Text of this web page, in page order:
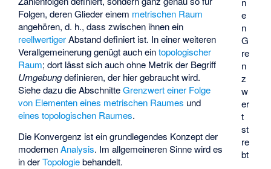
e
n
G
re
n
z
w
er
t
st
re
bt
Folgen, deren Glieder einem metrischen Raum
angehören, d. h., dass zwischen ihnen ein
reellwertigerAbstand definiert ist. In einer weiteren
Verallgemeinerung genügt auch eintopologischer
Raum; dort lässt sich auch ohne Metrik der Begriff
Umgebungdefinieren, der hier gebraucht wird.
Siehe dazu die AbschnitteGrenzwert einer Folge
von Elementen eines metrischen Raumes und
eines topologischen Raumes.
Die Konvergenz ist ein grundlegendes Konzept der
modernenAnalysis. Im allgemeineren Sinne wird es
in derTopologiebehandelt.